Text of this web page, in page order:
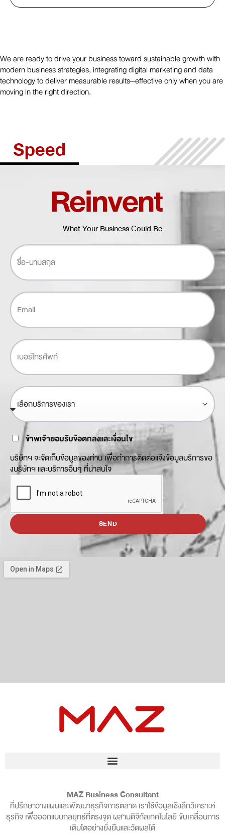
We are ready to drive your business toward sustainable growth with
modern business strategies, integrating digital marketing and data
technology to deliver measurable results—effective only when you are
moving in the right direction.
Speed
Reinvent
What Your Business Could Be
ข้าพเจ้ายอมรับข้อตกลงและเงื่อนไข
บริษัทฯ จะจัดเก็บข้อมูลของท่าน เพื่อทำการติดต่อแจ้งข้อมูลบริการขอ
งบริษัทฯ และบริการอื่นๆ ที่น่าสนใจ
SEND
MAZ Business Consultant
ที่ปรึกษาวางแผนและพัฒนาธุรกิจการตลาด เราใช้ข้อมูลเชิงลึกวิเคราะห์
ธุรกิจ เพื่อออกแบบกลยุทธ์ที่ตรงจุด ผสานดิจิทัลเทคโนโลยี ขับเคลื่อนการ
เติบโตอย่างยั่งยืนและวัดผลได้